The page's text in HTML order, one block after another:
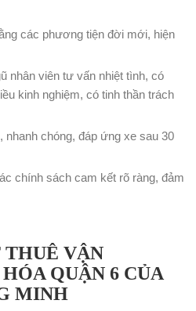
các phương tiện đời mới, hiện
nhân viên tư vấn nhiệt tình, có
kinh nghiệm, có tinh thần trách
nhanh chóng, đáp ứng xe sau 30
chính sách cam kết rõ ràng, đảm
VẬN
QUẬN 6 CỦA
MINH